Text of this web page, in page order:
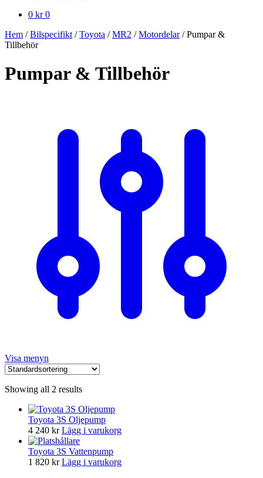
0 kr 0
Hem /Bilspecifikt /Toyota /MR2 /Motordelar/Pumpar &
Tillbehör
Pumpar & Tillbehör
Visa menyn
Showing all 2 results
Toyota 3S Oljepump
4 240 kr Lägg i varukorg
Toyota 3S Vattenpump
1 820 kr Lägg i varukorg